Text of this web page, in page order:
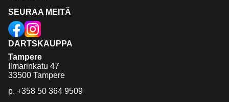
DARTSKAUPPA
Tampere
Ilmarinkatu 47
33500 Tampere
p. +358 50 364 9509
SEURAA MEITÄ